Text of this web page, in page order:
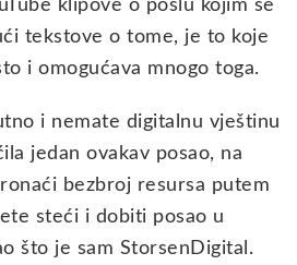
klipove o poslu kojim se
tekstove o tome, je to koje
i omogućava mnogo toga.
i nemate digitalnu vještinu
jedan ovakav posao, na
bezbroj resursa putem
steći i dobiti posao u
što je sam StorsenDigital.